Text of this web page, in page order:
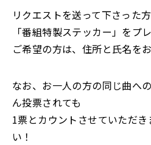
リクエストを送って下さった
「番組特製ステッカー」をプ
ご希望の方は、住所と氏名を
なお、お一人の方の同じ曲へ
ん投票されても
1票とカウントさせていただ
い！